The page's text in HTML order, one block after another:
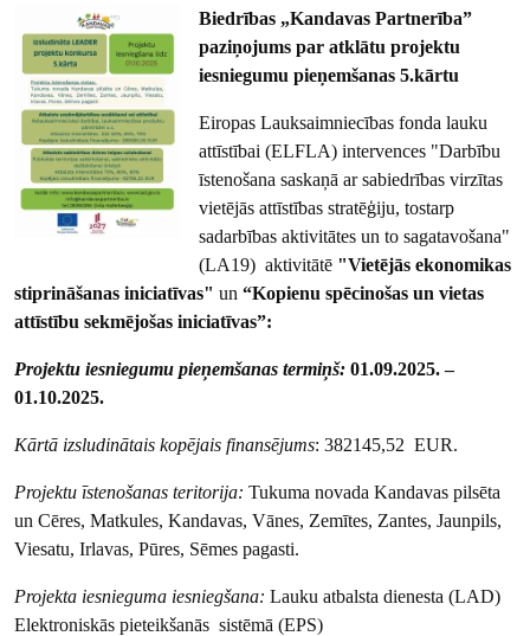
Biedrības „Kandavas Partnerība”
paziņojums par atklātu projektu
iesniegumu pieņemšanas 5.kārtu
Eiropas Lauksaimniecības fonda lauku
attīstībai (ELFLA) intervences "Darbību
īstenošana saskaņā ar sabiedrības virzītas
vietējās attīstības stratēģiju, tostarp
sadarbības aktivitātes un to sagatavošana"
(LA19) aktivitātē "Vietējās ekonomikas
stiprināšanas iniciatīvas" un“Kopienu spēcinošas un vietas
attīstību sekmējošas iniciatīvas”:
Projektu iesniegumu pieņemšanas termiņš: 01.09.2025. –
01.10.2025.
Kārtā izsludinātais kopējais finansējums: 382145,52 EUR.
Projektu īstenošanas teritorija: Tukuma novada Kandavas pilsēta
un Cēres, Matkules, Kandavas, Vānes, Zemītes, Zantes, Jaunpils,
Viesatu, Irlavas, Pūres, Sēmes pagasti.
Projekta iesnieguma iesniegšana: Lauku atbalsta dienesta (LAD)
Elektroniskās pieteikšanās sistēmā (EPS)